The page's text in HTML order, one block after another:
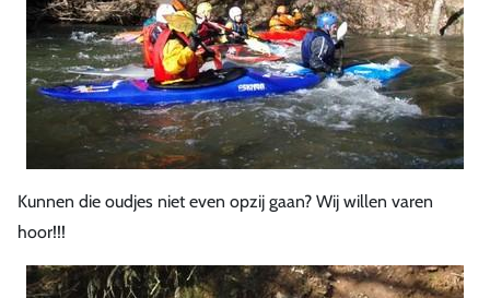
Kunnen die oudjes niet even opzij gaan? Wij willen varen
hoor!!!